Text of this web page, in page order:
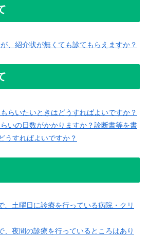
、紹介状が無くても診てもらえますか？
らいたいときはどうすればよいですか？
いの日数がかかりますか？診断書等を書
うすればよいですか？
、土曜日に診療を行っている病院・クリ
、夜間の診療を行っているところはあり